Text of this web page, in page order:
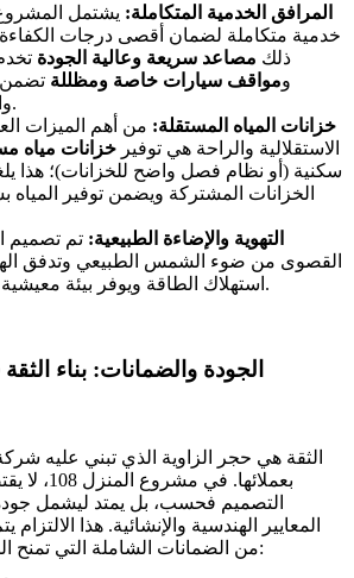
المرافق الخدمية المتكاملة: يشتمل
خدمية متكاملة لضمان أقصى درجات الكفاءة
ذلك مصاعد سريعة وعالية الجودة
ومواقف سيارات خاصة ومظللة
والأمان للمركبات.
خزانات المياه المستقلة: من أهم الميزات
الاستقلالية والراحة هي توفير خزانات مياه
سكنية (أو نظام فصل واضح للخزانات)؛ هذا
الخزانات المشتركة ويضمن توفير
التهوية والإضاءة الطبيعية: تم تصميم
القصوى من ضوء الشمس الطبيعي وتدفق
استهلاك الطاقة ويوفر بيئة معيشية صحية ومشرقة.
الجودة والضمانات: بناء الثقة
الثقة هي حجر الزاوية الذي تبني عليه
بعملائها.
التصميم فحسب، بل يمتد ليشمل جودة
المعايير الهندسية والإنشائية. هذا
من الضمانات الشاملة التي تمنح المالك راحة البال التامة: